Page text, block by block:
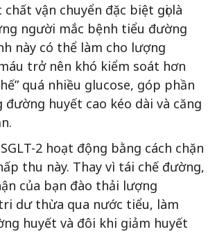
vận chuyển đặc biệt gọi là
người mắc bệnh tiểu đường
này có thể làm cho lượng
trở nên khó kiểm soát hơn
quá nhiều glucose, góp phần
huyết cao kéo dài và căng
2 hoạt động bằng cách chặn
thu này. Thay vì tái chế đường,
của bạn đào thải lượng
dư thừa qua nước tiểu, làm
huyết và đôi khi giảm huyết